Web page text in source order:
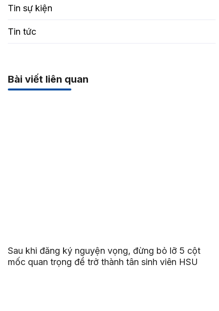
Tin sự kiện
Tin tức
Bài viết liên quan
Sau khi đăng ký nguyện vọng, đừng bỏ lỡ 5 cột
mốc quan trọng để trở thành tân sinh viên HSU